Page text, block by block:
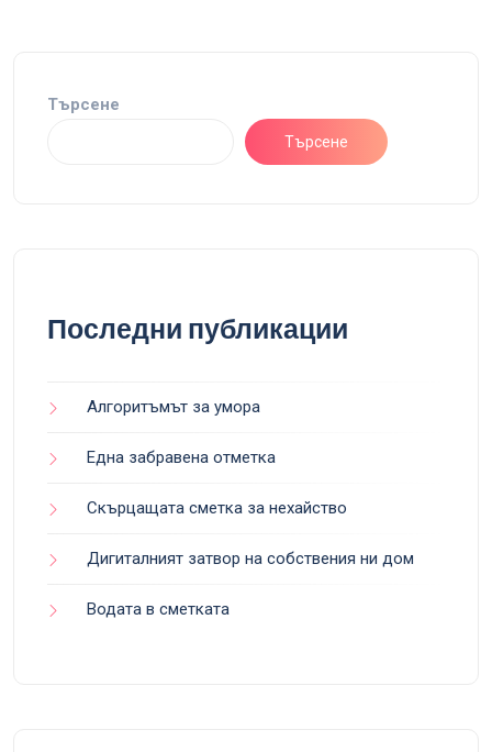
Търсене
Търсене
Последни публикации
Алгоритъмът за умора
Една забравена отметка
Скърцащата сметка за нехайство
Дигиталният затвор на собствения ни дом
Водата в сметката